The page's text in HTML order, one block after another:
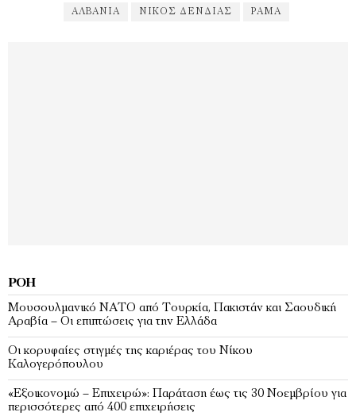
ΑΛΒΑΝΊΑ ΝΊΚΟΣ ΔΈΝΔΙΑΣ ΡΆΜΑ
ΡΟΉ
Μουσουλμανικό ΝΑΤΟ από Τουρκία, Πακιστάν και Σαουδική
Αραβία – Οι επιπτώσεις για την Ελλάδα
Οι κορυφαίες στιγμές της καριέρας του Νίκου
Καλογερόπουλου
«Εξοικονομώ – Επιχειρώ»: Παράταση έως τις 30 Νοεμβρίου για
περισσότερες από 400 επιχειρήσεις